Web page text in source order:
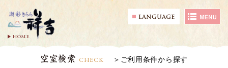
HOME
空室検索 CHECK ご利用条件から探す